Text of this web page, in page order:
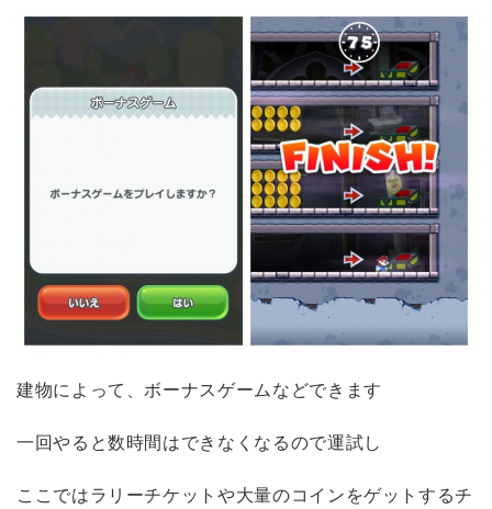
建物によって、ボーナスゲームなどできます
一回やると数時間はできなくなるので運試し
ここではラリーチケットや大量のコインをゲットするチ